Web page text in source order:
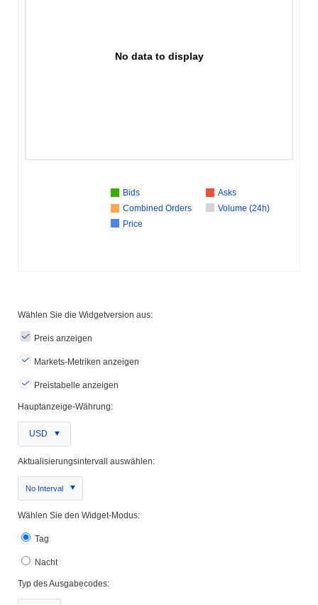
No data to display
Bids
Asks
Combined Orders
Volume (24h)
Price
Wählen Sie die Widgetversion aus:
Preis anzeigen
Markets-Metriken anzeigen
Preistabelle anzeigen
Hauptanzeige-Währung:
USD
Aktualisierungsintervall auswählen:
No Interval
Wählen Sie den Widget-Modus:
Tag
Nacht
Typ des Ausgabecodes: